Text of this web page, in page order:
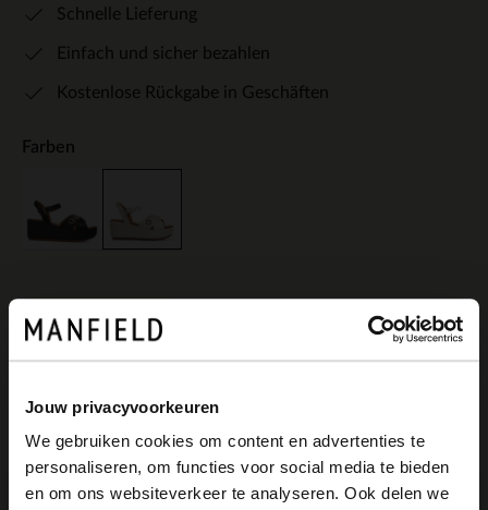
Jouw privacyvoorkeuren
We gebruiken cookies om content en advertenties te
personaliseren, om functies voor social media te bieden
en om ons websiteverkeer te analyseren. Ook delen we
Schnelle Lieferung
Einfach und sicher bezahlen
Kostenlose Rückgabe in Geschäften
Farben
Weiße Keilsandaletten aus Leder der
Marke Manfield. Die Sandaletten haben
×